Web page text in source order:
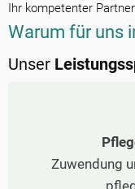
Ihr kompetenter
Warum für uns
Unser
Zuwendung